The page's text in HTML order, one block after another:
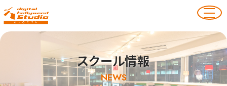
スクール情報
NEWS